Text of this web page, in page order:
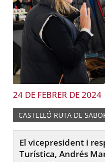
24 DE FEBRER DE 2024
CASTELLÓ RUTA DE
El vicepresident i
Turística, Andrés